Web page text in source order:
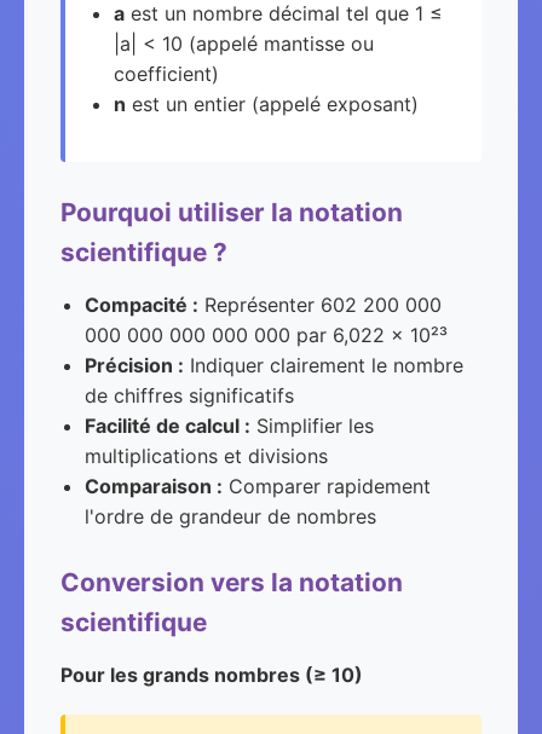
a est un nombre décimal tel que 1 ≤
|a| < 10 (appelé mantisse ou
coefficient)
n est un entier (appelé exposant)
Pourquoi utiliser la notation
scientifique ?
Compacité : Représenter 602 200 000
000 000 000 000 000 par 6,022 × 10²³
Précision : Indiquer clairement le nombre
de chiffres significatifs
Facilité de calcul : Simplifier les
multiplications et divisions
Comparaison : Comparer rapidement
l'ordre de grandeur de nombres
Conversion vers la notation
scientifique
Pour les grands nombres (≥ 10)